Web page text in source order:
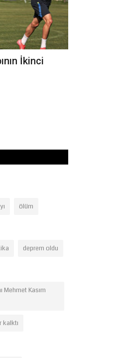
İkinci
ölüm
deprem oldu
Mehmet Kasım
kalktı